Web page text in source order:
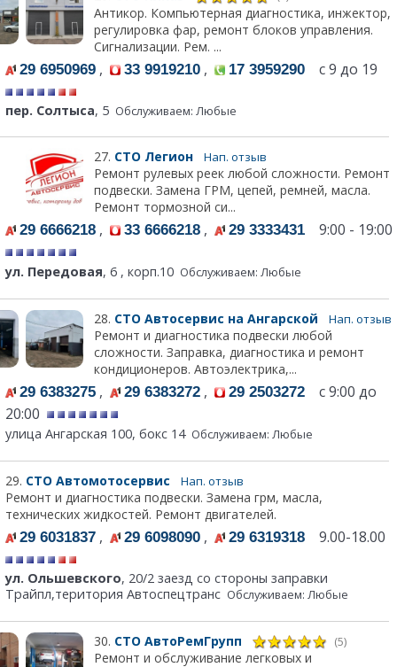
Антикор. Компьютерная диагностика, инжектор,
регулировка фар, ремонт блоков управления.
Сигнализации. Рем. ...
29 6950969 , 33 9919210 , 17 3959290 с 9 до 19
пер. Солтыса, 5 Обслуживаем: Любые
27. СТО Легион Нап. отзыв
Ремонт рулевых реек любой сложности. Ремонт
подвески. Замена ГРМ, цепей, ремней, масла.
Ремонт тормозной си...
29 6666218 , 33 6666218 , 29 3333431 9:00 - 19:00
ул. Передовая, 6 , корп.10 Обслуживаем: Любые
28. СТО Автосервис на Ангарской Нап. отзыв
Ремонт и диагностика подвески любой
сложности. Заправка, диагностика и ремонт
кондиционеров. Автоэлектрика,...
29 6383275 , 29 6383272 , 29 2503272 с 9:00 до
20:00
улица Ангарская 100, бокс 14 Обслуживаем: Любые
29. СТО Автомотосервис Нап. отзыв
Ремонт и диагностика подвески. Замена грм, масла,
технических жидкостей. Ремонт двигателей.
29 6031837 , 29 6098090 , 29 6319318 9.00-18.00
ул. Ольшевского, 20/2 заезд со стороны заправки
Трайпл,територия Автоспецтранс Обслуживаем: Любые
30. СТО АвтоРемГрупп (5)
Ремонт и обслуживание легковых и